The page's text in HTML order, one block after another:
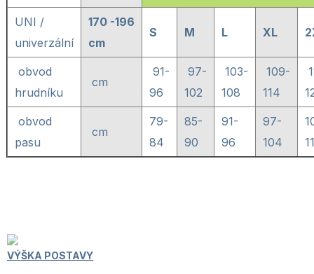
UNI /
univerzální
170 -196
cm
S M L XL
obvod
hrudníku
cm
91-
96
97-
102
103-
108
109-
114
obvod
pasu
cm
79-
84
85-
90
91-
96
97-
104
VÝŠKA POSTAVY